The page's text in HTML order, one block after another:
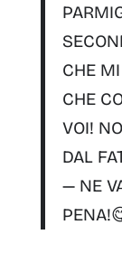
CHE
CHE
VOI!
DAL
— NE
PENA!